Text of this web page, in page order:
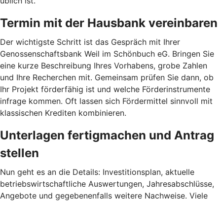
Termin mit der Hausbank vereinbaren
Der wichtigste Schritt ist das Gespräch mit Ihrer
Genossenschaftsbank Weil im Schönbuch eG. Bringen Sie
eine kurze Beschreibung Ihres Vorhabens, grobe Zahlen
und Ihre Recherchen mit. Gemeinsam prüfen Sie dann, ob
Ihr Projekt förderfähig ist und welche Förderinstrumente
infrage kommen. Oft lassen sich Fördermittel sinnvoll mit
klassischen Krediten kombinieren.
Unterlagen fertigmachen und Antrag
stellen
Nun geht es an die Details: Investitionsplan, aktuelle
betriebswirtschaftliche Auswertungen, Jahresabschlüsse,
Angebote und gegebenenfalls weitere Nachweise. Viele